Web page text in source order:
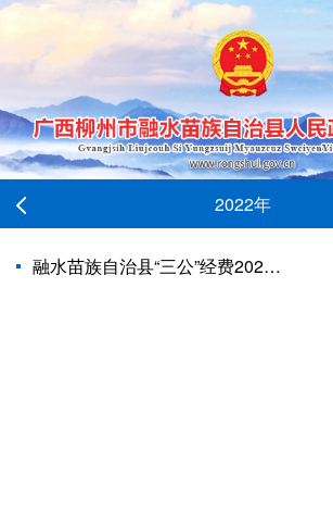
2022年
融水苗族自治县“三公”经费2022年预算安排情况